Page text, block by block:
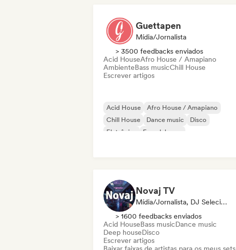
Guettapen
Mídia/Jornalista
> 3500 feedbacks enviados
Acid HouseAfro House / Amapiano
AmbienteBass musicChill House
Escrever artigos
Acid House
Afro House / Amapiano
Chill House
Dance music
Disco
Eletrônica
French house
Novaj TV
Mídia/Jornalista, DJ Selecionado
> 1600 feedbacks enviados
Acid HouseBass musicDance music
Deep houseDisco
Escrever artigos